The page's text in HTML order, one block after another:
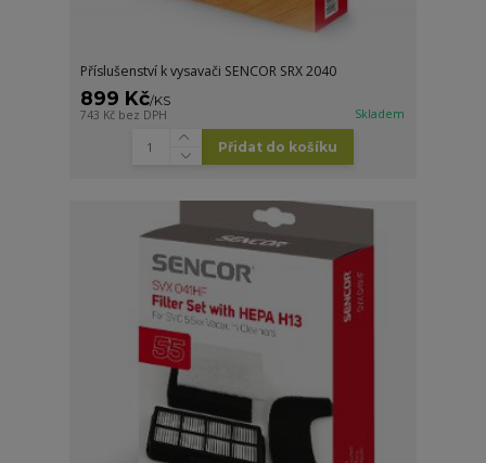
Příslušenství k vysavači SENCOR SRX 2040
899 Kč/KS
743 Kč bez DPH Skladem
Přidat do košíku